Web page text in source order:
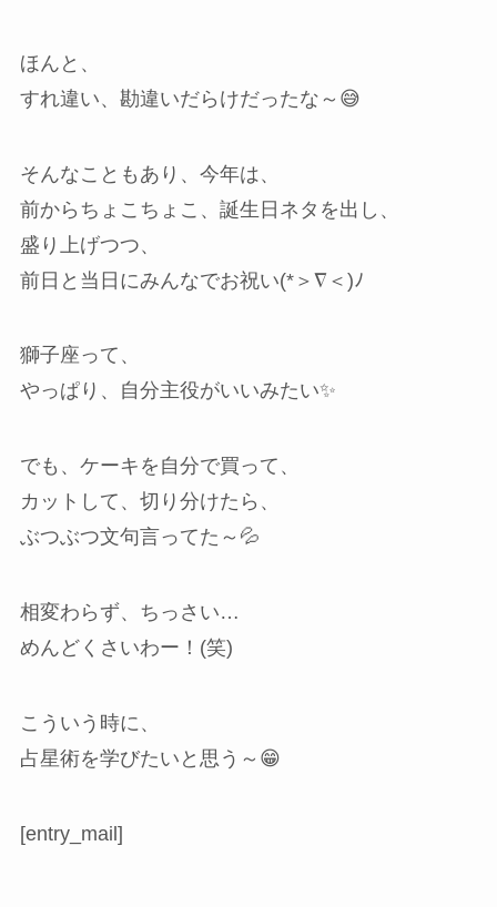
ほんと、
すれ違い、勘違いだらけだったな～😅
そんなこともあり、今年は、
前からちょこちょこ、誕生日ネタを出し、
盛り上げつつ、
前日と当日にみんなでお祝い(*＞∇＜)ﾉ
獅子座って、
やっぱり、自分主役がいいみたい✨
でも、ケーキを自分で買って、
カットして、切り分けたら、
ぶつぶつ文句言ってた～💦
相変わらず、ちっさい…
めんどくさいわー！(笑)
こういう時に、
占星術を学びたいと思う～😁
[entry_mail]